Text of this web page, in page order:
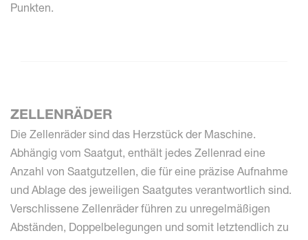
Punkten.
ZELLENRÄDER
Die Zellenräder sind das Herzstück der Maschine.
Abhängig vom Saatgut, enthält jedes Zellenrad eine
Anzahl von Saatgutzellen, die für eine präzise Aufnahme
und Ablage des jeweiligen Saatgutes verantwortlich sind.
Verschlissene Zellenräder führen zu unregelmäßigen
Abständen, Doppelbelegungen und somit letztendlich zu